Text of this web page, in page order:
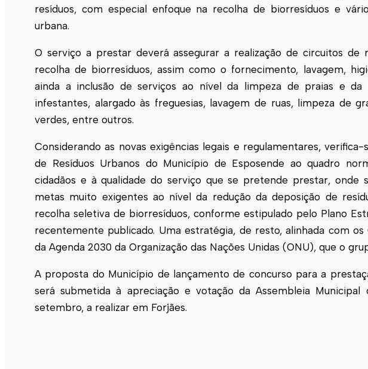
resíduos, com especial enfoque na recolha de biorresíduos e
urbana.
O serviço a prestar deverá assegurar a realização de circuitos de
recolha de biorresíduos, assim como o fornecimento, lavagem,
ainda a inclusão de serviços ao nível da limpeza de praias e
infestantes, alargado às freguesias, lavagem de ruas, limpeza de
verdes, entre outros.
Considerando as novas exigências legais e regulamentares,
de Resíduos Urbanos do Município de Esposende ao quadro
cidadãos e à qualidade do serviço que se pretende prestar, onde
metas muito exigentes ao nível da redução da deposição de
recolha seletiva de biorresíduos, conforme estipulado pelo Plano
recentemente publicado. Uma estratégia, de resto, alinhada com
da Agenda 2030 da Organização das Nações Unidas (ONU), que o
A proposta do Município de lançamento de concurso para a
será submetida à apreciação e votação da Assembleia Municipal
setembro, a realizar em Forjães.